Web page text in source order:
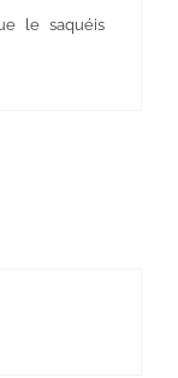
le saquéis